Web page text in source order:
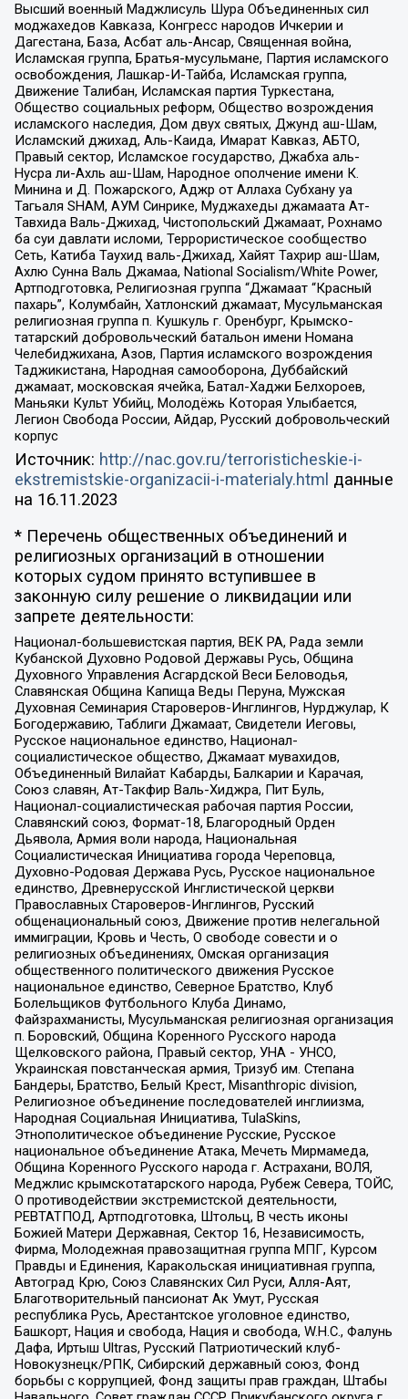
Высший военный Маджлисуль Шура Объединенных сил
моджахедов Кавказа, Конгресс народов Ичкерии и
Дагестана, База, Асбат аль-Ансар, Священная война,
Исламская группа, Братья-мусульмане, Партия исламского
освобождения, Лашкар-И-Тайба, Исламская группа,
Движение Талибан, Исламская партия Туркестана,
Общество социальных реформ, Общество возрождения
исламского наследия, Дом двух святых, Джунд аш-Шам,
Исламский джихад, Аль-Каида, Имарат Кавказ, АБТО,
Правый сектор, Исламское государство, Джабха аль-
Нусра ли-Ахль аш-Шам, Народное ополчение имени К.
Минина и Д. Пожарского, Аджр от Аллаха Субхану уа
Тагьаля SHAM, АУМ Синрике, Муджахеды джамаата Ат-
Тавхида Валь-Джихад, Чистопольский Джамаат, Рохнамо
ба суи давлати исломи, Террористическое сообщество
Сеть, Катиба Таухид валь-Джихад, Хайят Тахрир аш-Шам,
Ахлю Сунна Валь Джамаа, National Socialism/White Power,
Артподготовка, Религиозная группа “Джамаат “Красный
пахарь”, Колумбайн, Хатлонский джамаат, Мусульманская
религиозная группа п. Кушкуль г. Оренбург, Крымско-
татарский добровольческий батальон имени Номана
Челебиджихана, Азов, Партия исламского возрождения
Таджикистана, Народная самооборона, Дуббайский
джамаат, московская ячейка, Батал-Хаджи Белхороев,
Маньяки Культ Убийц, Молодёжь Которая Улыбается,
Легион Свобода России, Айдар, Русский добровольческий
корпус
Источник: http://nac.gov.ru/terroristicheskie-i-
ekstremistskie-organizacii-i-materialy.html данные
на 16.11.2023
* Перечень общественных объединений и
религиозных организаций в отношении
которых судом принято вступившее в
законную силу решение о ликвидации или
запрете деятельности:
Национал-большевистская партия, ВЕК РА, Рада земли
Кубанской Духовно Родовой Державы Русь, Община
Духовного Управления Асгардской Веси Беловодья,
Славянская Община Капища Веды Перуна, Мужская
Духовная Семинария Староверов-Инглингов, Нурджулар, К
Богодержавию, Таблиги Джамаат, Свидетели Иеговы,
Русское национальное единство, Национал-
социалистическое общество, Джамаат мувахидов,
Объединенный Вилайат Кабарды, Балкарии и Карачая,
Союз славян, Ат-Такфир Валь-Хиджра, Пит Буль,
Национал-социалистическая рабочая партия России,
Славянский союз, Формат-18, Благородный Орден
Дьявола, Армия воли народа, Национальная
Социалистическая Инициатива города Череповца,
Духовно-Родовая Держава Русь, Русское национальное
единство, Древнерусской Инглистической церкви
Православных Староверов-Инглингов, Русский
общенациональный союз, Движение против нелегальной
иммиграции, Кровь и Честь, О свободе совести и о
религиозных объединениях, Омская организация
общественного политического движения Русское
национальное единство, Северное Братство, Клуб
Болельщиков Футбольного Клуба Динамо,
Файзрахманисты, Мусульманская религиозная организация
п. Боровский, Община Коренного Русского народа
Щелковского района, Правый сектор, УНА - УНСО,
Украинская повстанческая армия, Тризуб им. Степана
Бандеры, Братство, Белый Крест, Misanthropic division,
Религиозное объединение последователей инглиизма,
Народная Социальная Инициатива, TulaSkins,
Этнополитическое объединение Русские, Русское
национальное объединение Атака, Мечеть Мирмамеда,
Община Коренного Русского народа г. Астрахани, ВОЛЯ,
Меджлис крымскотатарского народа, Рубеж Севера, ТОЙС,
О противодействии экстремистской деятельности,
РЕВТАТПОД, Артподготовка, Штольц, В честь иконы
Божией Матери Державная, Сектор 16, Независимость,
Фирма, Молодежная правозащитная группа МПГ, Курсом
Правды и Единения, Каракольская инициативная группа,
Автоград Крю, Союз Славянских Сил Руси, Алля-Аят,
Благотворительный пансионат Ак Умут, Русская
республика Русь, Арестантское уголовное единство,
Башкорт, Нация и свобода, Нация и свобода, W.H.С., Фалунь
Дафа, Иртыш Ultras, Русский Патриотический клуб-
Новокузнецк/РПК, Сибирский державный союз, Фонд
борьбы с коррупцией, Фонд защиты прав граждан, Штабы